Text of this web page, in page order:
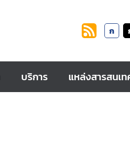
ก
บริการ แหล่งสารสนเ